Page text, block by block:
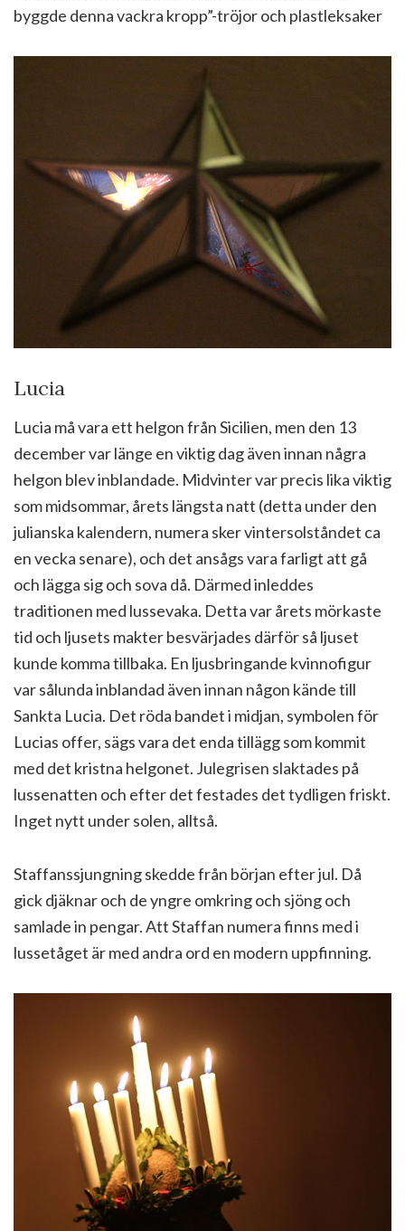
byggde denna vackra kropp”-tröjor och plastleksaker
Lucia
Lucia må vara ett helgon från Sicilien, men den 13
december var länge en viktig dag även innan några
helgon blev inblandade. Midvinter var precis lika viktig
som midsommar, årets längsta natt (detta under den
julianska kalendern, numera sker vintersolståndet ca
en vecka senare), och det ansågs vara farligt att gå
och lägga sig och sova då. Därmed inleddes
traditionen med lussevaka. Detta var årets mörkaste
tid och ljusets makter besvärjades därför så ljuset
kunde komma tillbaka. En ljusbringande kvinnofigur
var sålunda inblandad även innan någon kände till
Sankta Lucia. Det röda bandet i midjan, symbolen för
Lucias offer, sägs vara det enda tillägg som kommit
med det kristna helgonet. Julegrisen slaktades på
lussenatten och efter det festades det tydligen friskt.
Inget nytt under solen, alltså.
Staffanssjungning skedde från början efter jul. Då
gick djäknar och de yngre omkring och sjöng och
samlade in pengar. Att Staffan numera finns med i
lussetåget är med andra ord en modern uppfinning.